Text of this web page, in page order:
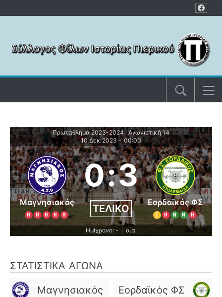
Πρωτάθλημα 2023-2024 | Αγωνιστική 14
10 Δεκ 2023 - 00:00
Μαγνησιακός
Η Η Η Η Η
0:3
ΤΕΛΙΚΌ
Εορδαϊκός ΦΣ
Ι Η Ν Ν Η
Ημίχρονο: - α.α.
ΣΤΑΤΙΣΤΙΚΆ ΑΓΏΝΑ
Μαγνησιακός Εορδαϊκός ΦΣ